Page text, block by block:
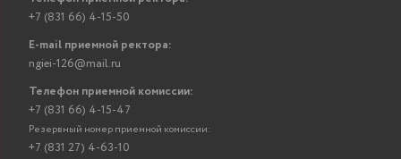
+7 (831 66) 4-15-50
E-mail приемной ректора:
ngiei-126@mail.ru
Телефон приемной комиссии:
+7 (831 66) 4-15-47
Резервный номер приемной комиссии:
+7 (831 27) 4-63-10